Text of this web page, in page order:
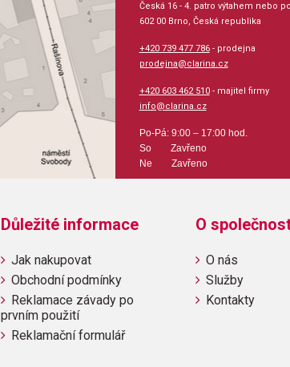
Česká 16 - 4. patro výtahem nebo
602 00 Brno, Česká republika
+420 739 477 786- prodejna
prodejna@clarina.cz
+420 603 462 510- majitel firmy
info@clarina.cz
Po-Pá: 9:00 – 17:00 hod.
So Zavřeno
Ne Zavřeno
Důležité informace
Jak nakupovat
Obchodní podmínky
Reklamace závady po
prvním použití
Reklamační formulář
O
O nás
Služby
Kontakty